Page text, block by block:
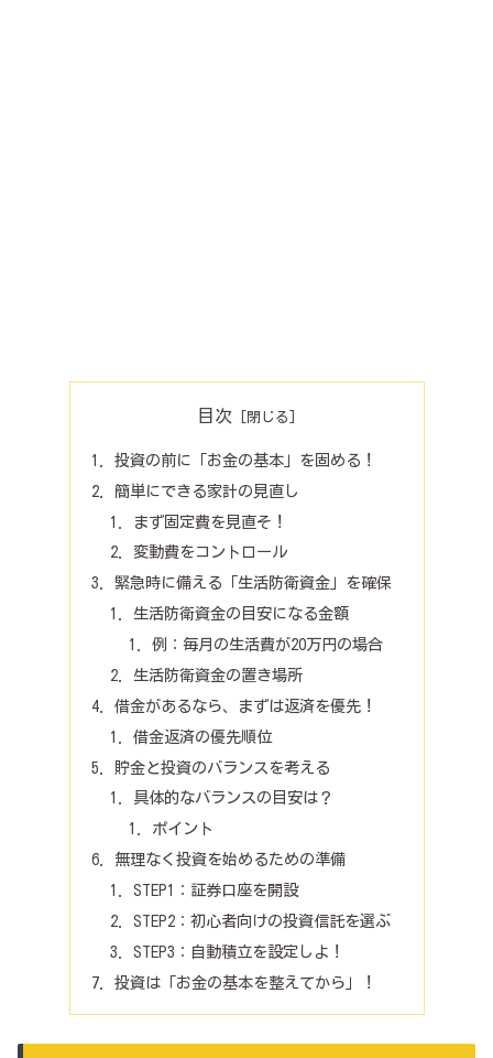
目次
投資の前に「お金の基本」を固める！
簡単にできる家計の見直し
まず固定費を見直そ！
変動費をコントロール
緊急時に備える「生活防衛資金」を確保
生活防衛資金の目安になる金額
例：毎月の生活費が20万円の場合
生活防衛資金の置き場所
借金があるなら、まずは返済を優先！
借金返済の優先順位
貯金と投資のバランスを考える
具体的なバランスの目安は？
ポイント
無理なく投資を始めるための準備
STEP1：証券口座を開設
STEP2：初心者向けの投資信託を選ぶ
STEP3：自動積立を設定しよ！
投資は「お金の基本を整えてから」！